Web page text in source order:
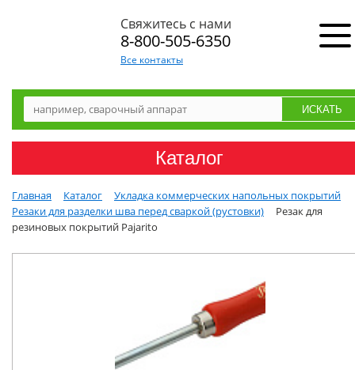
Свяжитесь с нами
8-800-505-6350
Все контакты
Каталог
Главная Каталог
Укладка коммерческих напольных покрытий
Резаки для разделки шва перед сваркой (рустовки)
Резак для
резиновых покрытий Pajarito